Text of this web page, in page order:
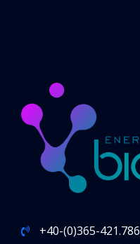
+40-(0)365-421.786